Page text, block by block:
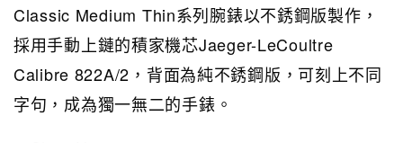
Classic Medium Thin系列腕錶以不銹鋼版製作，
採用手動上鏈的積家機芯Jaeger-LeCoultre
Calibre 822A/2，背面為純不銹鋼版，可刻上不同
字句，成為獨一無二的手錶。